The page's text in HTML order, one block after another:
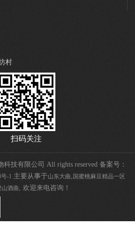
村
扫码关注
技有限公司 All rights reserved 备案号：
-1 主要从事于山东大曲 国蜜桃麻豆精品一区
山酒曲 , 欢迎来电咨询！